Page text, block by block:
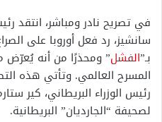
في تصريح نادر ومباشر، انتقد
سانشيز، رد فعل أوروبا على
بـ”الفشل” ومحذرًا من أنه يُعرّض
المسرح العالمي. وتأتي هذه
رئيس الوزراء البريطاني، كير
لصحيفة “الجارديان” البريطانية.